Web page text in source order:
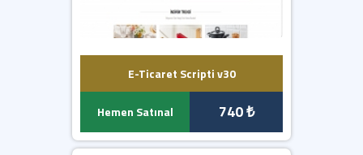
E-Ticaret Scripti v30
Hemen Satınal 740 ₺